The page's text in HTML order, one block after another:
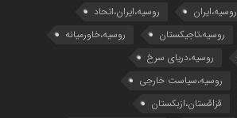
روسیه،ایران
روسیه،ایران،اتحاد
روسیه،تاجیکستان
روسیه،خاورمیانه
روسیه،دریای سرخ
روسیه،سیاست خارجی
قزاقستان،ازبکستان